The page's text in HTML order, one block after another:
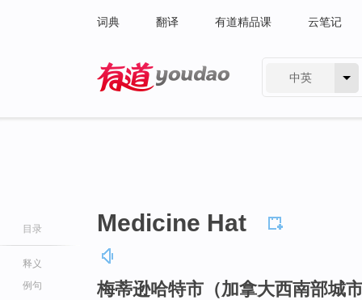
词典 翻译 有道精品课 云笔记
中英
目录
释义
例句
Medicine Hat
梅蒂逊哈特市（加拿大西南部城